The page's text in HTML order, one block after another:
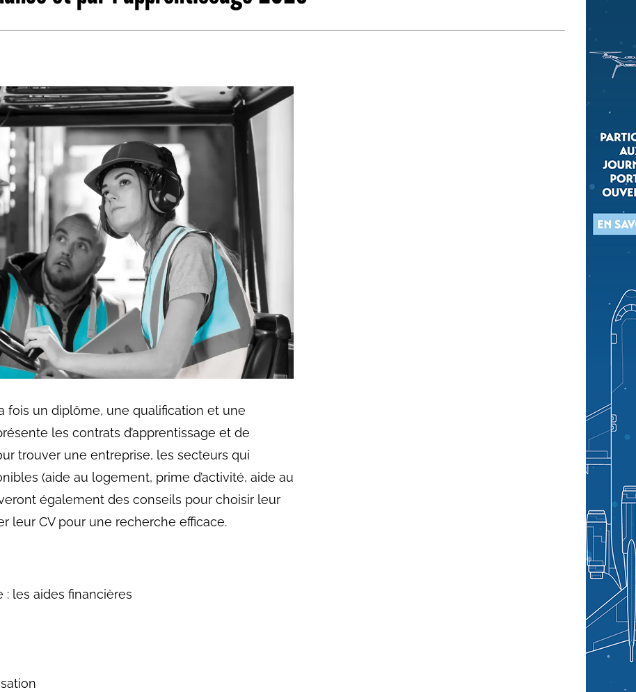
Après le bac
Grâce à l'alternance
Avec nos focus diplômes
Apprendre autrement
Avec nos focus métiers
Ses démarches
fois un diplôme, une qualification et une
les contrats d’apprentissage et de
trouver une entreprise, les secteurs qui
(aide au logement, prime d’activité, aide au
également des conseils pour choisir leur
leur CV pour une recherche efficace.
: les aides financières